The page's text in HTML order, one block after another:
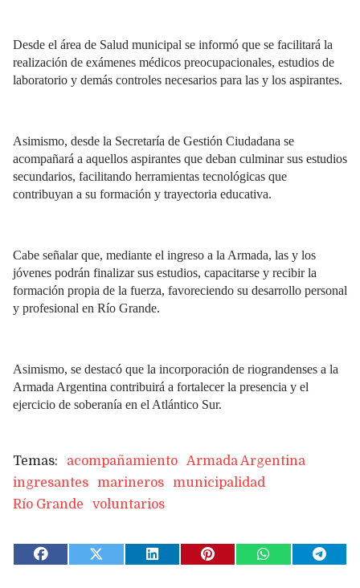
Desde el área de Salud municipal se informó que se facilitará la
realización de exámenes médicos preocupacionales, estudios de
laboratorio y demás controles necesarios para las y los aspirantes.
Asimismo, desde la Secretaría de Gestión Ciudadana se
acompañará a aquellos aspirantes que deban culminar sus estudios
secundarios, facilitando herramientas tecnológicas que
contribuyan a su formación y trayectoria educativa.
Cabe señalar que, mediante el ingreso a la Armada, las y los
jóvenes podrán finalizar sus estudios, capacitarse y recibir la
formación propia de la fuerza, favoreciendo su desarrollo personal
y profesional en Río Grande.
Asimismo, se destacó que la incorporación de riograndenses a la
Armada Argentina contribuirá a fortalecer la presencia y el
ejercicio de soberanía en el Atlántico Sur.
acompañamiento
Armada Argentina
ingresantes
marineros
municipalidad
Río Grande
voluntarios